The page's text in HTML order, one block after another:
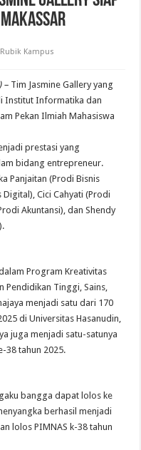
Makassar
Rubik Kampus
– Tim Jasmine Gallery yang
Institut Informatika dan
Pekan Ilmiah Mahasiswa
prestasi yang
bidang entrepreneur.
Panjaitan (Prodi Bisnis
Cici Cahyati (Prodi
Akuntansi), dan Shendy
Program Kreativitas
Pendidikan Tinggi, Sains,
menjadi satu dari 170
di Universitas Hasanudin,
juga menjadi satu-satunya
38 tahun 2025.
bangga dapat lolos ke
berhasil menjadi
lolos PIMNAS k-38 tahun